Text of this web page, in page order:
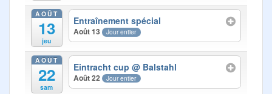
AOÛT
13
jeu
Entraînement spécial
Août 13 Jour entier
AOÛT
22
sam
Eintracht cup@ Balstahl
Août 22 Jour entier